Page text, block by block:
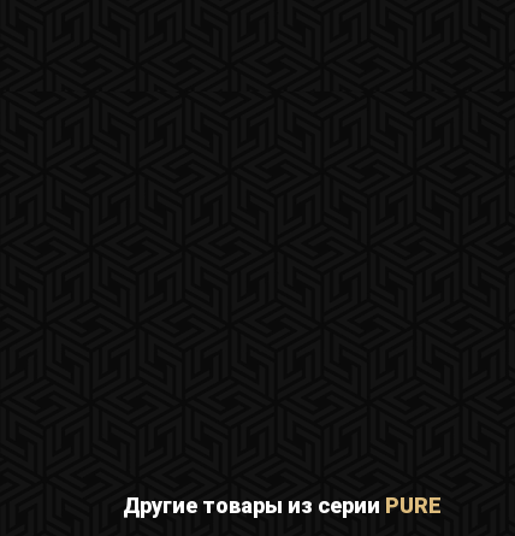
Другие товары из серии PURE